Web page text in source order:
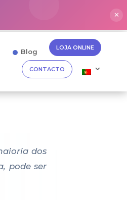
✕
Blog LOJA ONLINE
CONTACTO
dos
pode ser